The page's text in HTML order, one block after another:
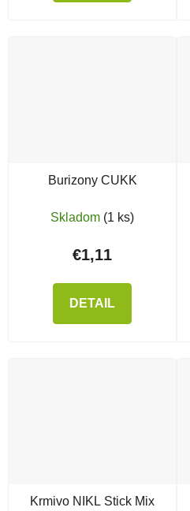
Burizony CUKK
Skladom (1 ks)
€1,11
DETAIL
Krmivo NIKL Stick Mix